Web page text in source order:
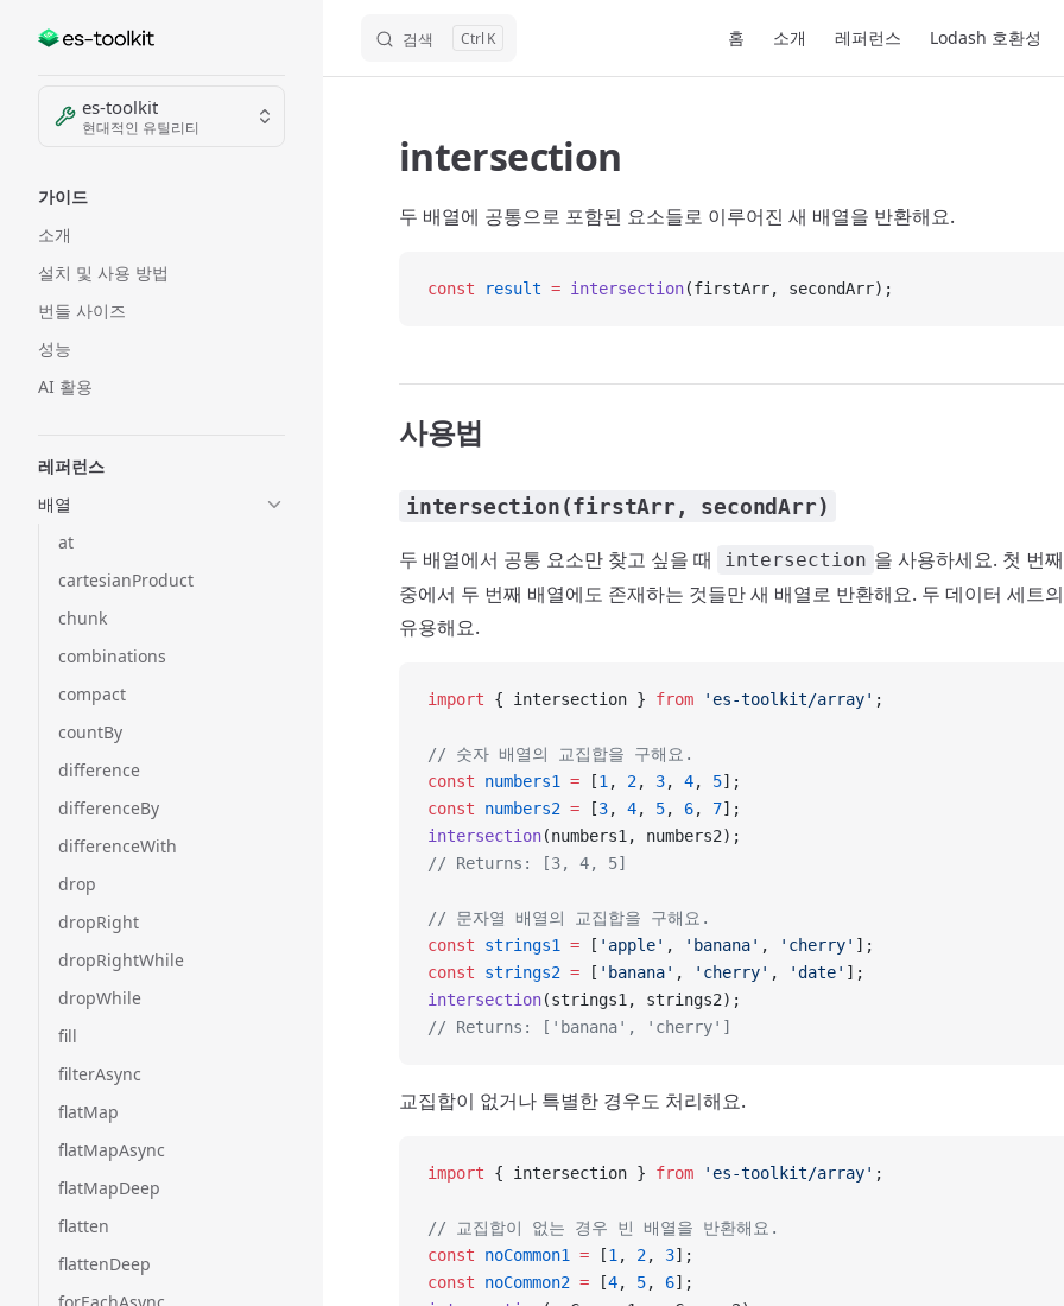
Skip to content 검색 K 홈 소개 레퍼런스 Lodash 호환성
Sidebar Navigation
es-toolkit
현대적인 유틸리티
가이드
소개
설치 및 사용 방법
번들 사이즈
성능
AI 활용
레퍼런스
배열
at
cartesianProduct
chunk
combinations
compact
countBy
difference
differenceBy
differenceWith
drop
dropRight
dropRightWhile
dropWhile
fill
filterAsync
flatMap
flatMapAsync
flatMapDeep
flatten
flattenDeep
intersection
두 배열에 공통으로 포함된 요소들로 이루어진 새 배열을 반환해요.
const result = intersection(firstArr, secondArr);
사용법
intersection(firstArr, secondArr)
두 배열에서 공통 요소만 찾고 싶을 때 intersection 을 사용하세요. 첫 번
중에서 두 번째 배열에도 존재하는 것들만 새 배열로 반환해요. 두 데이터 세트
유용해요.
import { intersection } from 'es-toolkit/array' ;
// 숫자 배열의 교집합을 구해요.
const numbers1 = [1 , 2, 3, 4, 5];
const numbers2 = [3, 4, 5, 6, 7];
intersection(numbers1, numbers2);
// Returns: [3, 4, 5]
// 문자열 배열의 교집합을 구해요.
const strings1 = [ 'apple' , 'banana' , 'cherry' ];
const strings2 = [ 'banana' , 'cherry' , 'date' ];
intersection(strings1, strings2);
// Returns: ['banana', 'cherry']
교집합이 없거나 특별한 경우도 처리해요.
import { intersection } from 'es-toolkit/array' ;
// 교집합이 없는 경우 빈 배열을 반환해요.
const noCommon1 = [1 , 2, 3];
const noCommon2 = [4, 5, 6];